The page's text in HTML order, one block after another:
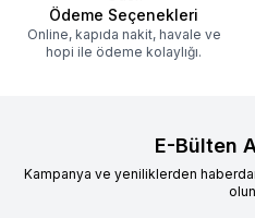
Ödeme Seçenekleri
Online, kapıda nakit, havale ve
hopi ile ödeme kolaylığı.
E-Bülten
Kampanya ve yeniliklerden